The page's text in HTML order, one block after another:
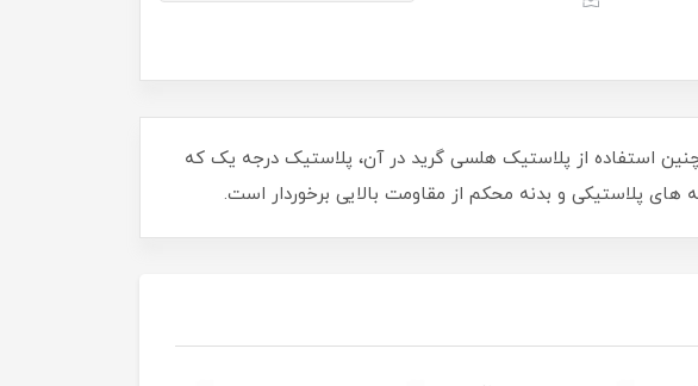
استفاده از پلاستیک هلسی گرید در آن، پلاستیک درجه یک که
پلاستیکی و بدنه محکم از مقاومت بالایی برخوردار است.